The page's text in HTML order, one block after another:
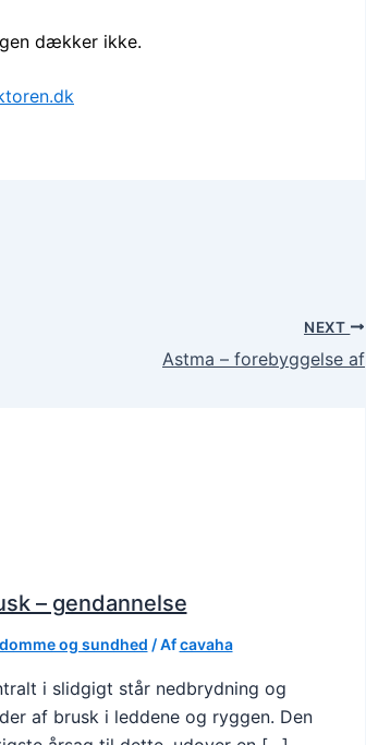
dækker ikke.
NEXT
Astma – forebyggelse af
– gendannelse
og sundhed / Afcavaha
i slidgigt står nedbrydning og
af brusk i leddene og ryggen. Den